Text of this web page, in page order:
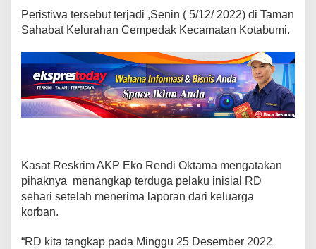
n
,
D
i
g
e
d
a
n
e
Peristiwa tersebut terjadi ,Senin ( 5/12/ 2022) di Taman
Sahabat Kelurahan Cempedak Kecamatan Kotabumi.
Kasat Reskrim AKP Eko Rendi Oktama mengatakan
pihaknya menangkap terduga pelaku inisial RD
sehari setelah menerima laporan dari keluarga
korban.
“RD kita tangkap pada Minggu 25 Desember 2022